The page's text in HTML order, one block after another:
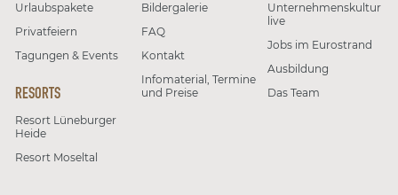
Urlaubspakete
Privatfeiern
Tagungen & Events
RESORTS
Resort Lüneburger
Heide
Resort Moseltal
Bildergalerie
FAQ
Kontakt
Infomaterial, Termine
und Preise
Unternehmenskultur
live
Jobs im Eurostrand
Ausbildung
Das Team